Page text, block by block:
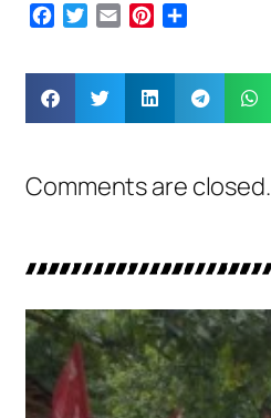
Facebook
Twitter
Email Pinterest
Comments are closed.